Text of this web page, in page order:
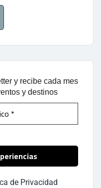
y recibe cada mes
y destinos
de Privacidad